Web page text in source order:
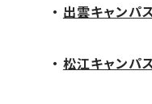
・ 出雲キャンパ
・ 松江キャンパ